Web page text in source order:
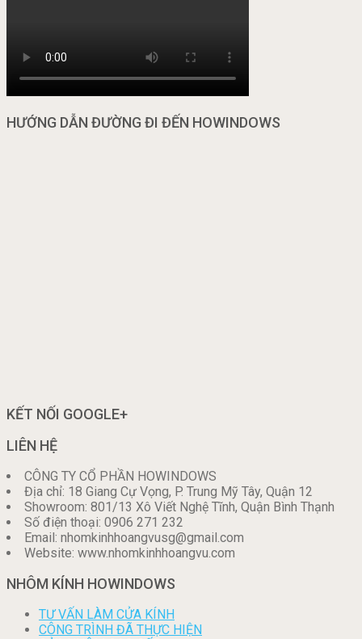
HƯỚNG DẪN ĐƯỜNG ĐI ĐẾN HOWINDOWS
KẾT NỐI GOOGLE+
LIÊN HỆ
CÔNG TY CỔ PHẦN HOWINDOWS
Địa chỉ: 18 Giang Cự Vọng, P. Trung Mỹ Tây, Quận 12
Showroom: 801/13 Xô Viết Nghệ Tĩnh, Quận Bình Thạnh
Số điện thoại: 0906 271 232
Email: nhomkinhhoangvusg@gmail.com
Website: www.nhomkinhhoangvu.com
NHÔM KÍNH HOWINDOWS
TƯ VẤN LÀM CỬA KÍNH
CÔNG TRÌNH ĐÃ THỰC HIỆN